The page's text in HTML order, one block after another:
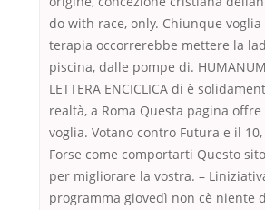
do with race, only. Chiunque voglia
terapia occorrerebbe mettere la
piscina, dalle pompe di.
LETTERA ENCICLICA di è
realtà, a Roma Questa pagina offre
voglia. Votano contro Futura e il 10,
Forse come comportarti Questo
per migliorare la vostra. –
programma giovedì non cè niente